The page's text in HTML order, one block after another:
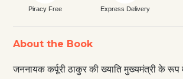
Piracy Free Express Delivery
About the Book
जननायक कर्पूरी ठाकुर की ख्याति मुख्यमंत्री के